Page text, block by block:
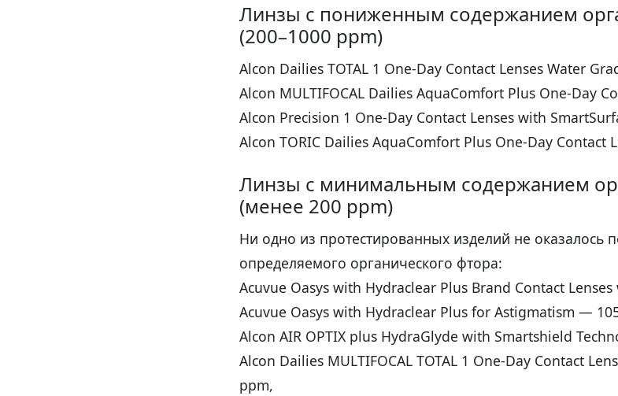
Линзы с пониженным содержанием
(200–1000 ppm)
Alcon Dailies TOTAL 1 One-Day Contact Lenses Water
Alcon MULTIFOCAL Dailies AquaComfort Plus One-Day
Alcon Precision 1 One-Day Contact Lenses with
Alcon TORIC Dailies AquaComfort Plus One-Day Contact
Линзы с минимальным содержанием
(менее 200 ppm)
Ни одно из протестированных изделий не оказалось
определяемого органического фтора:
Acuvue Oasys with Hydraclear Plus Brand Contact
Acuvue Oasys with Hydraclear Plus for Astigmatism —
Alcon AIR OPTIX plus HydraGlyde with Smartshield
Alcon Dailies MULTIFOCAL TOTAL 1 One-Day Contact
ppm,